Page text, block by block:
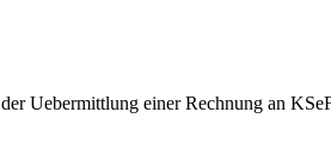
Uebermittlung einer Rechnung an